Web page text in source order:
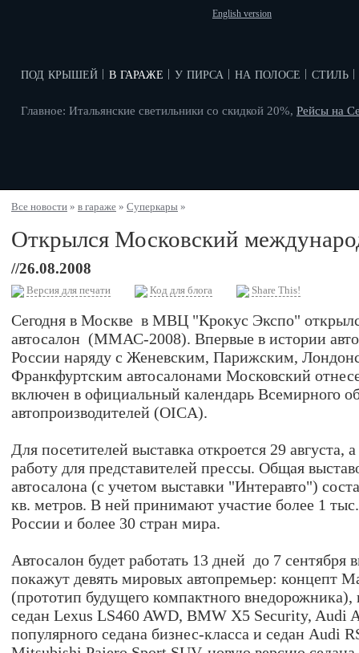
English version
под крышей в гараже у пирса на полосе стиль
Главное: Итальянские светильники со скидкой 20%, Рейсы на
Все новости » в гараже » Суперкары »
Открылся Московский
//26.08.2008
Версия для печати Код для блога Share This!
Сегодня в Москве в МВЦ "Крокус Экспо"
автосалон (ММАС-2008). Впервые в истории
России наряду с Женевским, Парижским,
Франкфуртским автосалонами Московский
включен в официальный календарь Всемирного
автопроизводителей (OICA).
Для посетителей выставка откроется 29 августа,
работу для представителей прессы. Общая
автосалона (с учетом выставки "Интеравто")
кв. метров. В ней принимают участие более 1
России и более 30 стран мира.
Автосалон будет работать 13 дней до 7
покажут девять мировых автопремьер: концепт
(прототип будущего компактного
седан Lexus LS460 AWD, BMW X5 Security, Audi
популярного седана бизнес-класса и седан Audi